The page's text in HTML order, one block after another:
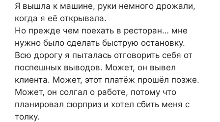
Я вышла к машине, руки немного дрожали,
когда я её открывала.
Но прежде чем поехать в ресторан… мне
нужно было сделать быструю остановку.
Всю дорогу я пыталась отговорить себя от
поспешных выводов. Может, он вывел
клиента. Может, этот платёж прошёл позже.
Может, он солгал о работе, потому что
планировал сюрприз и хотел сбить меня с
толку.